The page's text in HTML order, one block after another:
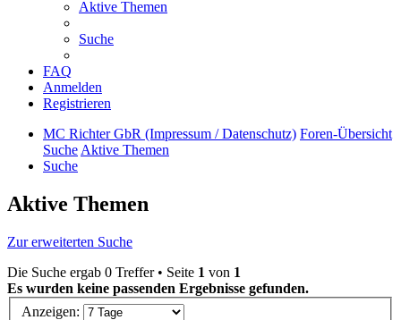
Aktive Themen
Suche
FAQ
Anmelden
Registrieren
MC Richter GbR (Impressum / Datenschutz) Foren-Übersicht
SucheAktive Themen
Suche
Aktive Themen
Zur erweiterten Suche
Die Suche ergab 0 Treffer • Seite 1 von 1
Es wurden keine passenden Ergebnisse gefunden.
Anzeigen: